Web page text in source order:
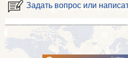
Задать вопрос или